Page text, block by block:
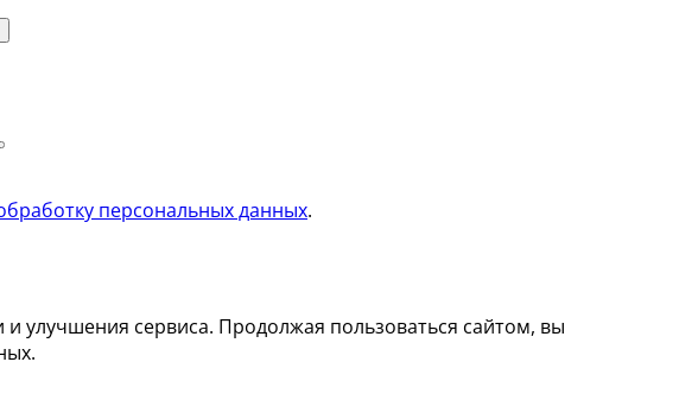
персональных данных.
улучшения сервиса. Продолжая пользоваться сайтом, вы